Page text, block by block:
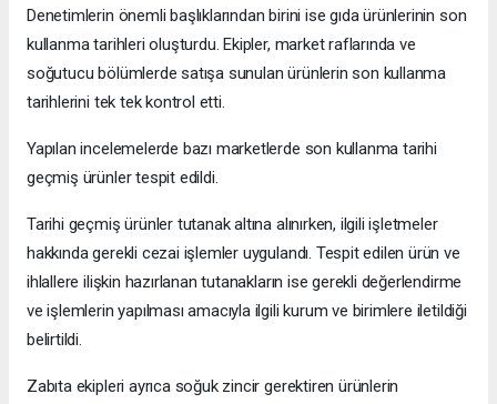
Denetimlerin önemli başlıklarından birini ise gıda ürünlerinin son
kullanma tarihleri oluşturdu. Ekipler, market raflarında ve
soğutucu bölümlerde satışa sunulan ürünlerin son kullanma
tarihlerini tek tek kontrol etti.
Yapılan incelemelerde bazı marketlerde son kullanma tarihi
geçmiş ürünler tespit edildi.
Tarihi geçmiş ürünler tutanak altına alınırken, ilgili işletmeler
hakkında gerekli cezai işlemler uygulandı. Tespit edilen ürün ve
ihlallere ilişkin hazırlanan tutanakların ise gerekli değerlendirme
ve işlemlerin yapılması amacıyla ilgili kurum ve birimlere iletildiği
belirtildi.
Zabıta ekipleri ayrıca soğuk zincir gerektiren ürünlerin